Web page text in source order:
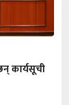
कार्यसूची